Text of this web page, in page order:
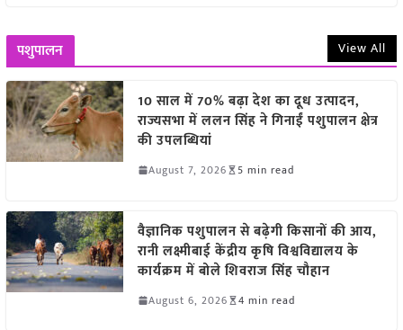
पशुपालन View All
10 साल में 70% बढ़ा देश का दूध उत्पादन,
राज्यसभा में ललन सिंह ने गिनाईं पशुपालन क्षेत्र
की उपलब्धियां
August 7, 2026 5 min read
वैज्ञानिक पशुपालन से बढ़ेगी किसानों की आय,
रानी लक्ष्मीबाई केंद्रीय कृषि विश्वविद्यालय के
कार्यक्रम में बोले शिवराज सिंह चौहान
August 6, 2026 4 min read